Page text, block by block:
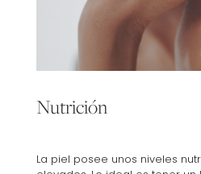
Nutrición
La piel posee unos niveles